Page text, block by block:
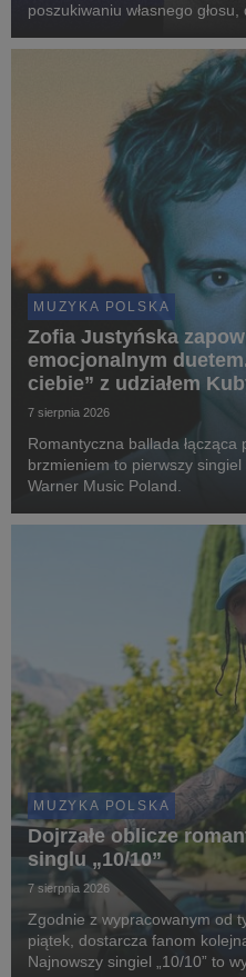
poszukiwaniu własnego
młodego twórcy.
MUZYKA POLSKA
Zofia Justyńska
emocjonalnym
ciebie” z udziałem
7 sierpnia 2026
Romantyczna ballada
brzmieniem to pierwszy
Warner Music Poland.
MUZYKA POLSKA
Dojrzałe oblicze
singlu „10/10”
7 sierpnia 2026
Zgodnie z wypracowanym od
piątek, dostarcza fanom
Najnowszy singiel „10/10” to